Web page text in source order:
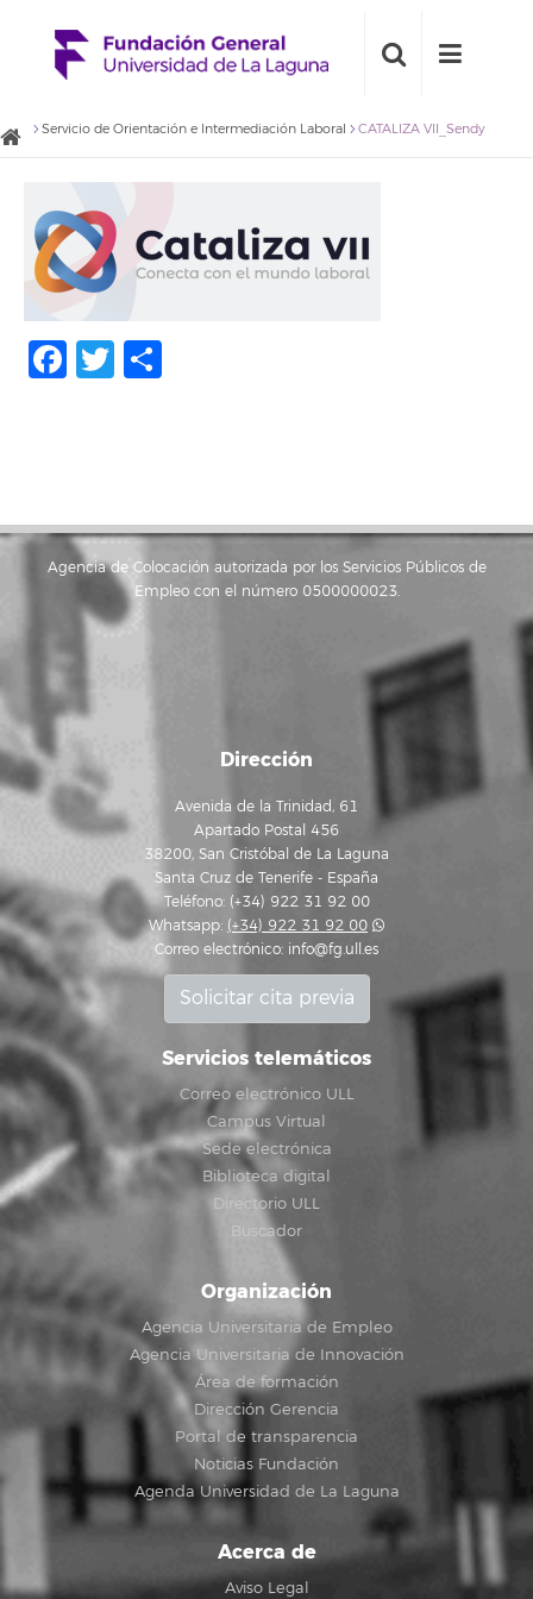
Servicio de Orientación e Intermediación Laboral CATALIZA VII_Sendy
Facebook
Twitter
Agencia de Colocación autorizada por los Servicios Públicos de
Empleo con el número 0500000023.
Dirección
Avenida de la Trinidad, 61
Apartado Postal 456
38200, San Cristóbal de La Laguna
Santa Cruz de Tenerife - España
Teléfono: (+34) 922 31 92 00
Whatsapp: (+34) 922 31 92 00
Correo electrónico: info@fg.ull.es
Solicitar cita previa
Servicios telemáticos
Correo electrónico ULL
Campus Virtual
Sede electrónica
Biblioteca digital
Directorio ULL
Buscador
Organización
Agencia Universitaria de Empleo
Agencia Universitaria de Innovación
Área de formación
Dirección Gerencia
Portal de transparencia
Noticias Fundación
Agenda Universidad de La Laguna
Acerca de
Aviso Legal